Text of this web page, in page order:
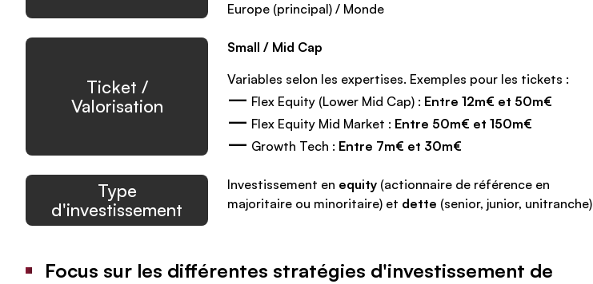
Europe (principal) / Monde
Ticket /
Valorisation
Small / Mid Cap
Variables selon les expertises. Exemples pour les tickets :
– Flex Equity (Lower Mid Cap) : Entre 12m€ et 50m€
– Flex Equity Mid Market : Entre 50m€ et 150m€
– Growth Tech : Entre 7m€ et 30m€
Type
d'investissement
Investissement en equity (actionnaire de référence en
majoritaire ou minoritaire) et dette (senior, junior, unitranche)
Focus sur les différentes stratégies d'investissement de